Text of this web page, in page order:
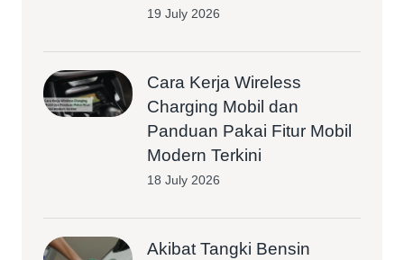
19 July 2026
Cara Kerja Wireless
Charging Mobil dan
Panduan Pakai Fitur Mobil
Modern Terkini
18 July 2026
Akibat Tangki Bensin